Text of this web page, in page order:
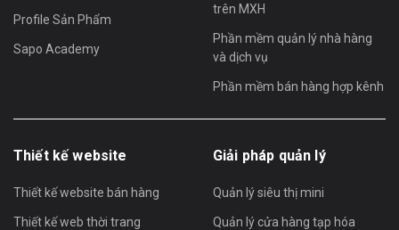
Profile Sản Phẩm
Sapo Academy
trên MXH
Phần mềm quản lý nhà hàng
và dịch vụ
Phần mềm bán hàng hợp kênh
Thiết kế website
Thiết kế website bán hàng
Thiết kế web thời trang
Giải pháp quản lý
Quản lý siêu thị mini
Quản lý cửa hàng tạp hóa